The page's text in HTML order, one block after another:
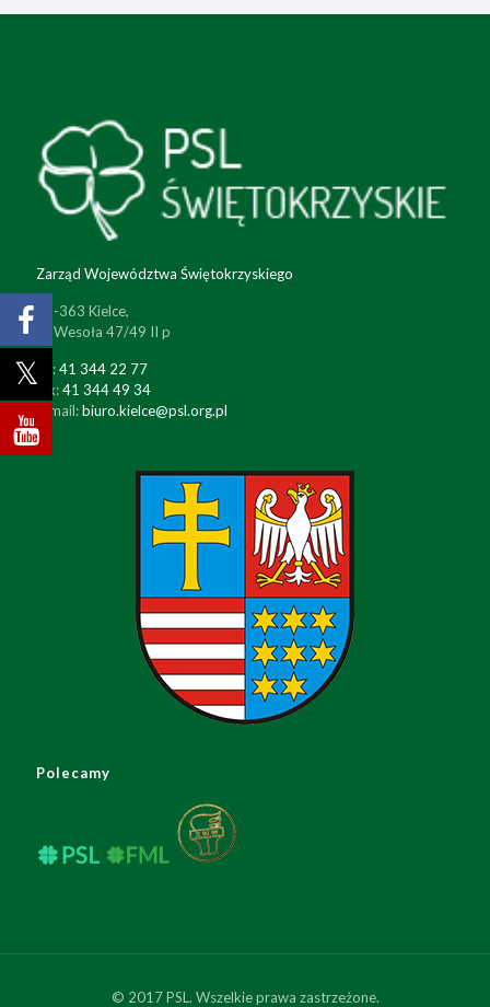
Zarząd Województwa Świętokrzyskiego
25-363 Kielce,
ul. Wesoła 47/49 II p
tel:41 344 22 77
fax:41 344 49 34
e-mail:biuro.kielce@psl.org.pl
Polecamy
© 2017 PSL. Wszelkie prawa zastrzeżone.